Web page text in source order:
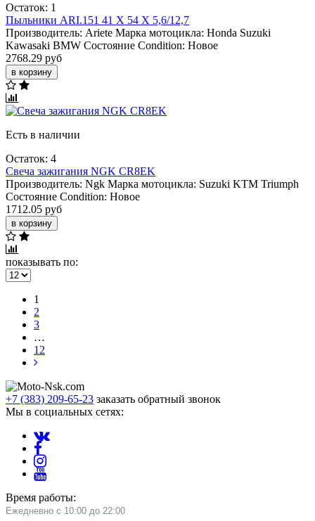
Остаток: 1
Пыльники ARI.151 41 X 54 X 5,6/12,7
Производитель: Ariete Марка мотоцикла: Honda Suzuki
Kawasaki BMW Состояние Condition: Новое
2768.29 руб
в корзину
Есть в наличии
Остаток: 4
Свеча зажигания NGK CR8EK
Производитель: Ngk Марка мотоцикла: Suzuki KTM Triumph
Состояние Condition: Новое
1712.05 руб
в корзину
показывать по:
1
2
3
…
12
+7 (383) 209-65-23 заказать обратный звонок
Мы в социальных сетях:
Время работы:
Ежедневно с 10:00 до 22:00